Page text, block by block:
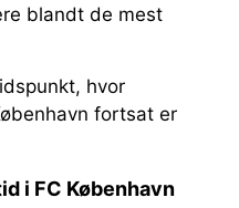
blandt de mest
hvor
fortsat er
i FC København